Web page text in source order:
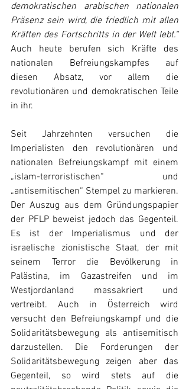
demokratischen arabischen nationalen
Präsenz sein wird, die friedlich mit allen
Kräften des Fortschritts in der Welt lebt.“
Auch heute berufen sich Kräfte des
nationalen Befreiungskampfes auf
diesen Absatz, vor allem die
revolutionären und demokratischen Teile
in ihr.
Seit Jahrzehnten versuchen die
Imperialisten den revolutionären und
nationalen Befreiungskampf mit einem
„islam-terroristischen“ und
„antisemitischen“ Stempel zu markieren.
Der Auszug aus dem Gründungspapier
der PFLP beweist jedoch das Gegenteil.
Es ist der Imperialismus und der
israelische zionistische Staat, der mit
seinem Terror die Bevölkerung in
Palästina, im Gazastreifen und im
Westjordanland massakriert und
vertreibt. Auch in Österreich wird
versucht den Befreiungskampf und die
Solidaritätsbewegung als antisemitisch
darzustellen. Die Forderungen der
Solidaritätsbewegung zeigen aber das
Gegenteil, so wird stets auf die